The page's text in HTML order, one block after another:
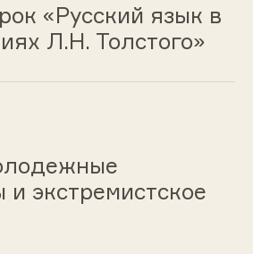
«Русский язык в
Л.Н. Толстого»
и экстремистское